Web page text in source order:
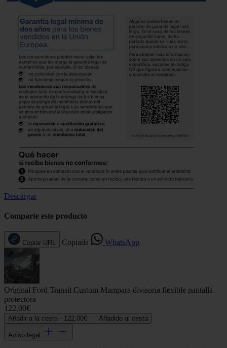
Descargar
Comparte este producto
Copiar URL Copiada WhatsApp
Original Ford Transit Custom Mampara divisoria flexible pantalla
protectora
122,00€
Añadir a la cesta - 122,00€ Añadido al cesta
Aviso legal